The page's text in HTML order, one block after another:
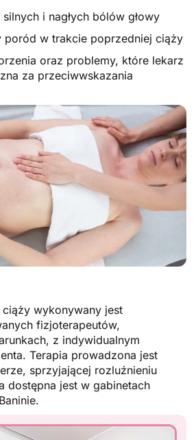
i nagłych bólów głowy
poród w trakcie poprzedniej ciąży
oraz problemy, które lekarz
za przeciwwskazania
wykonywany jest
fizjoterapeutów,
z indywidualnym
Terapia prowadzona jest
sprzyjającej rozluźnieniu
dostępna jest w gabinetach